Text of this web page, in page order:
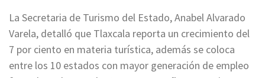
La Secretaria de Turismo del Estado, Anabel Alvarado
Varela, detalló que Tlaxcala reporta un crecimiento del
7 por ciento en materia turística, además se coloca
entre los 10 estados con mayor generación de empleo